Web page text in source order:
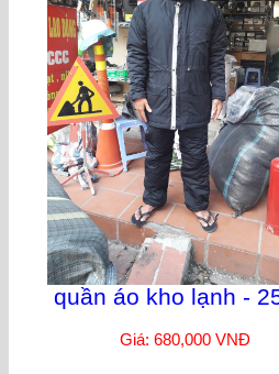
quần áo kho lạnh -
Giá: 680,000 VNĐ